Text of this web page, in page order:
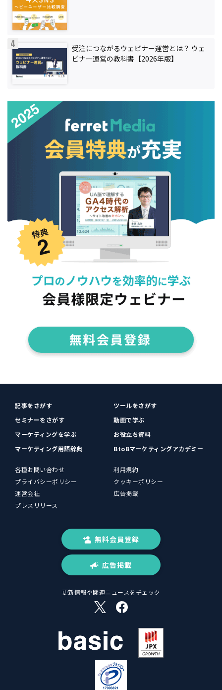
受注につながるウェビナー運営とは？ ウェ
ビナー運営の教科書【2026年版】
記事をさがす
ツールをさがす
セミナーをさがす
動画で学ぶ
マーケティングを学ぶ
お役立ち資料
マーケティング用語辞典
BtoBマーケティングアカデミー
各種お問い合わせ
利用規約
プライバシーポリシー
クッキーポリシー
運営会社
広告掲載
プレスリリース
無料会員登録
広告掲載
更新情報や関連ニュースをチェック